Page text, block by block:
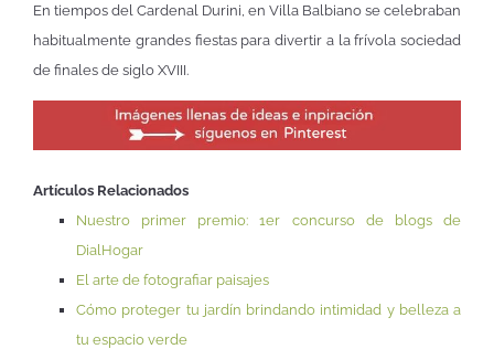
En tiempos del Cardenal Durini, en Villa Balbiano se celebraban
habitualmente grandes fiestas para divertir a la frívola sociedad
de finales de siglo XVIII.
Artículos Relacionados
Nuestro primer premio: 1er concurso de blogs de
DialHogar
El arte de fotografiar paisajes
Cómo proteger tu jardín brindando intimidad y belleza a
tu espacio verde